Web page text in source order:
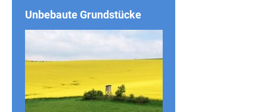
Unbebaute Grundstücke